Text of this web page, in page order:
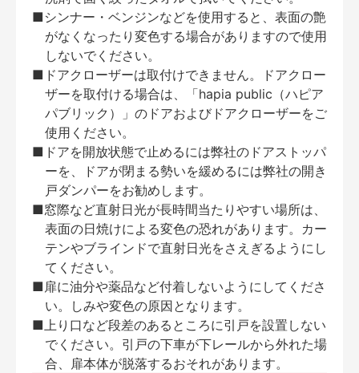
■シンナー・ベンジンなどを使用すると、表面の艶
がなくなったり変色する場合がありますので使用
しないでください。
■ドアクローザーは取付けできません。ドアクロー
ザーを取付ける場合は、「hapia public（ハピア
パブリック）」のドアおよびドアクローザーをご
使用ください。
■ドアを開放状態で止めるには弊社のドアストッパ
ーを、ドアが閉まる勢いを緩めるには弊社の開き
戸ダンパーをお勧めします。
■窓際など直射日光が長時間当たりやすい場所は、
表面の日焼けによる変色の恐れがあります。カー
テンやブラインドで直射日光をさえぎるようにし
てください。
■扉に油分や薬品など付着しないようにしてくださ
い。しみや変色の原因となります。
■上り口など段差のあるところに引戸を設置しない
でください。引戸の下車が下レールから外れた場
合、扉本体が脱落するおそれがあります。